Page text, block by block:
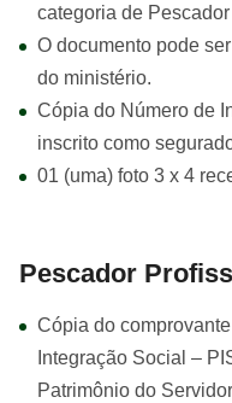
categoria de
O documento pode
do ministério.
Cópia do Número de
inscrito como
01 (uma) foto 3 x 4
Pescador
Cópia do
Integração Social –
Patrimônio do